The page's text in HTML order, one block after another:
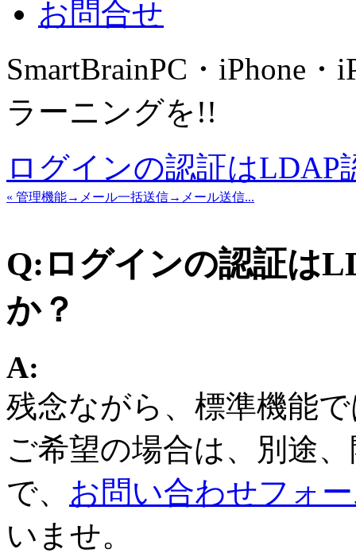
お問合せ
SmartBrainPC・iPhone・
ラーニングを!!
ログインの認証は
« 管理機能→メール一括送信→メール送信...
Q:ログインの認証は
か？
A:
残念ながら、標準機能
ご希望の場合は、別途
で、 お問い合わせフォ
いませ。